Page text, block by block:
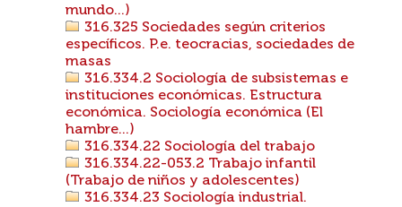
mundo...)
316.325 Sociedades según criterios
específicos. P.e. teocracias, sociedades de
masas
316.334.2 Sociología de subsistemas e
instituciones económicas. Estructura
económica. Sociología económica (El
hambre...)
316.334.22 Sociología del trabajo
316.334.22-053.2 Trabajo infantil
(Trabajo de niños y adolescentes)
316.334.23 Sociología industrial.